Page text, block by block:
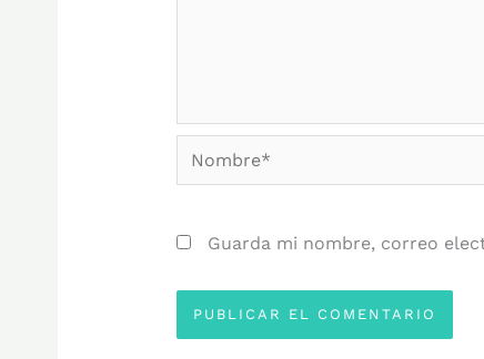
Nombre*
Guarda mi nombre, correo